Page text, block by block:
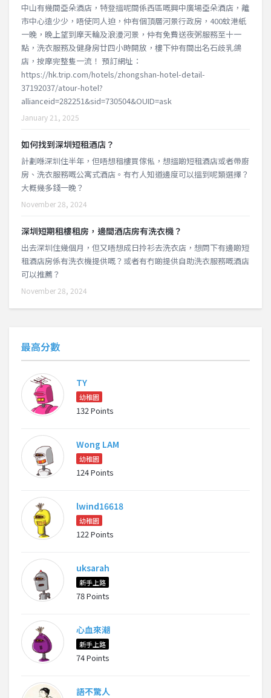
中山有幾間亞朵酒店，特登搵呢間係西區嘅興中廣場亞朵酒店，離
市中心遠少少，唔使同人迫，仲有個頂層河景行政房，400蚊港紙
一晚，晚上望到摩天輪及浪漫河景，仲有免費送夜粥服務至十一
點，洗衣服務及健身房廿四小時開放，樓下仲有間出名石歧乳鴿
店，按摩完整隻一流！ 預訂網址：
https://hk.trip.com/hotels/zhongshan-hotel-detail-
37192037/atour-hotel?
allianceid=282251&sid=730504&OUID=ask
January 21, 2025
如何找到深圳短租酒店？
計劃喺深圳住半年，但唔想租樓買傢俬，想搵啲短租酒店或者帶廚
房、洗衣服務嘅公寓式酒店。有冇人知道邊度可以搵到呢類選擇？
大概幾多錢一晚？
November 28, 2024
深圳短期租樓租房，邊間酒店房有洗衣機？
出去深圳住幾個月，但又唔想成日拎衫去洗衣店，想問下有邊啲短
租酒店房係有洗衣機提供嘅？或者有冇啲提供自助洗衣服務嘅酒店
可以推薦？
November 28, 2024
最高分數
TY
幼稚園
132 Points
Wong LAM
幼稚園
124 Points
lwind16618
幼稚園
122 Points
uksarah
新手上路
78 Points
心血來潮
新手上路
74 Points
語不驚人